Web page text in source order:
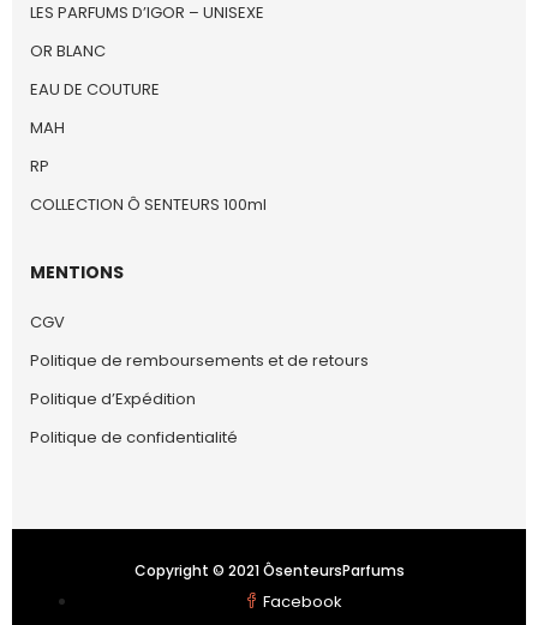
LES PARFUMS D’IGOR – UNISEXE
OR BLANC
EAU DE COUTURE
MAH
RP
COLLECTION Ô SENTEURS 100ml
MENTIONS
CGV
Politique de remboursements et de retours
Politique d’Expédition
Politique de confidentialité
Copyright © 2021 ÔsenteursParfums
Facebook